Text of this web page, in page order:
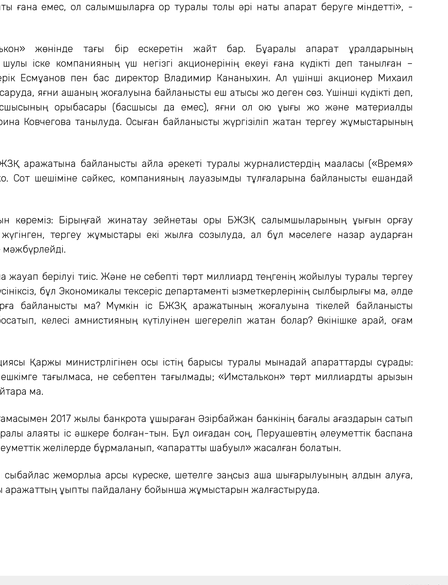
ғана емес, ол салымшыларға қор туралы толық әрі нақты ақпарат беруге міндетті», -
жөнінде тағы бір ескеретін жайт бар. Бұқаралық ақпарат құралдарының
іске компанияның үш негізгі акционерінің екеуі ғана күдікті деп танылған –
Есмұқанов пен бас директор Владимир Кананыхин. Ал үшінші акционер Михаил
яғни ақшаның жоғалуына байланысты еш қатысы жоқ деген сөз. Үшінші күдікті деп,
орыбасары (басшысы да емес), яғни қол қою құқығы жоқ және материалды
Ковчегова танылуда. Осыған байланысты жүргізіліп жатқан тергеу жұмыстарының
қаражатына байланысты айла әрекеті туралы журналистердің мақаласы («Время»
жоқ. Сот шешіміне сәйкес, компанияның лауазымды тұлғаларына байланысты ешқандай
көреміз: Бірыңғай жинақтау зейнетақы қоры БЖЗҚ салымшыларының құқығын қорғау
жүгінген, тергеу жұмыстары екі жылға созылуда, ал бұл мәселеге назар аударған
мәжбүрлейді.
жауап берілуі тиіс. Және не себепті төрт миллиард теңгенің жойылуы туралы тергеу
бұл Экономикалық тексеріс департаменті қызметкерлерінің сылбырлығы ма, әлде
байланысты ма? Мүмкін іс БЖЗҚ қаражатының жоғалуына тікелей байланысты
келесі амнистияның күтілуінен шегереліп жатқан болар? Өкінішке қарай, қоғам
Қаржы министрлігінен осы істің барысы туралы мынадай ақпараттарды сұрады:
тағылмаса, не себептен тағылмады; «Имсталькон» төрт миллиардтық қарызын
ма.
2017 жылы банкротқа ұшыраған Әзірбайжан банкінің бағалы қағаздарын сатып
алаяқтық іс әшкере болған-тын. Бұл оқиғадан соң, Перуашевтің әлеуметтік баспана
желілерде бұрмаланып, «ақпараттық шабуыл» жасалған болатын.
жемқорлыққа қарсы күреске, шетелге заңсыз ақша шығарылуының алдын алуға,
қаражаттың ұқыпты пайдалану бойынша жұмыстарын жалғастыруда.